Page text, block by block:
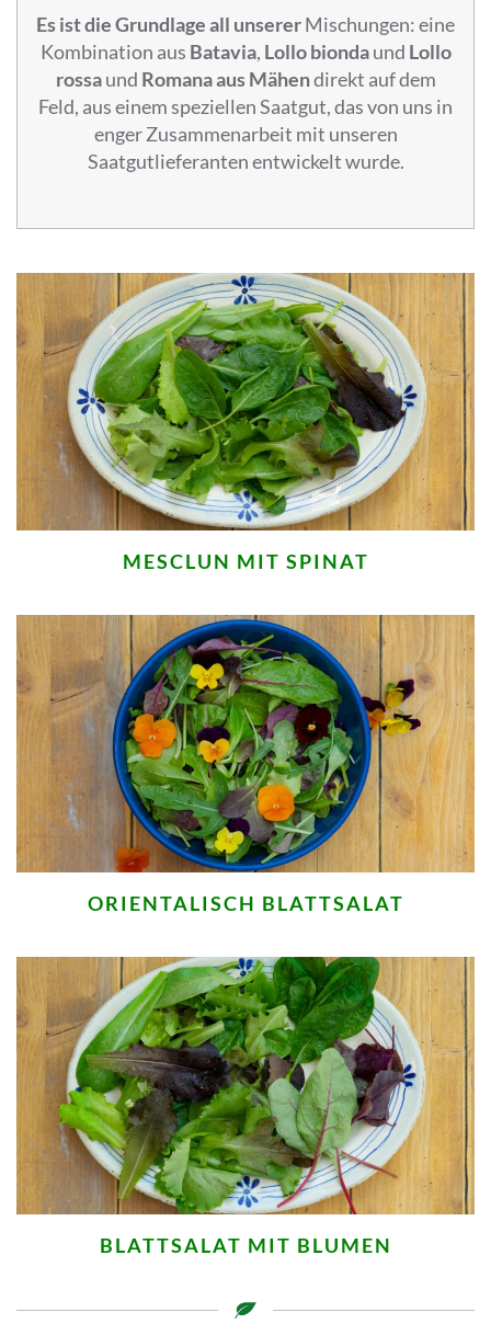
Es ist die Grundlage all unsererMischungen: eine
Kombination aus Batavia, Lollo biondaund Lollo
rossaund Romana aus Mähendirekt auf dem
Feld, aus einem speziellen Saatgut, das von uns in
enger Zusammenarbeit mit unseren
Saatgutlieferanten entwickelt wurde.
MESCLUN MIT SPINAT
ORIENTALISCH BLATTSALAT
BLATTSALAT MIT BLUMEN